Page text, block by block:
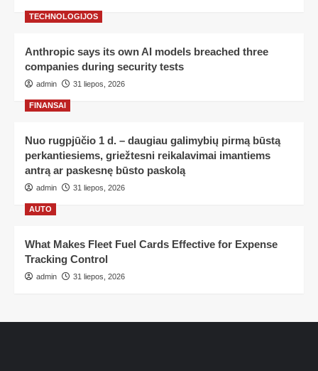
TECHNOLOGIJOS
Anthropic says its own AI models breached three
companies during security tests
admin 31 liepos, 2026
FINANSAI
Nuo rugpjūčio 1 d. – daugiau galimybių pirmą būstą
perkantiesiems, griežtesni reikalavimai imantiems
antrą ar paskesnę būsto paskolą
admin 31 liepos, 2026
AUTO
What Makes Fleet Fuel Cards Effective for Expense
Tracking Control
admin 31 liepos, 2026